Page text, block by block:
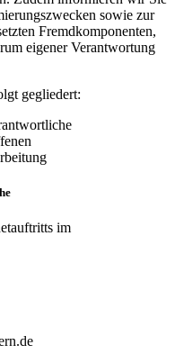
sowie zur
Fremdkomponenten,
eigener Verantwortung
gegliedert:
im